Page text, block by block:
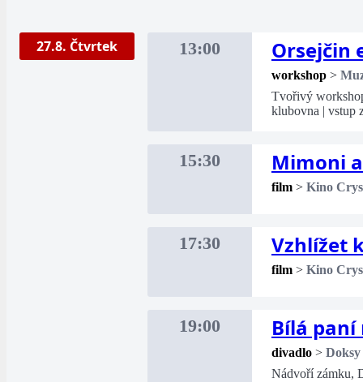
27.8. Čtvrtek 13:00 Orsejčin
workshop >
Tvořivý
klubovna | vstup
15:30 Mimoni
film > Kino
17:30 Vzhlížet
film > Kino
19:00 Bílá
divadlo > Doksy
Nádvoří zámku,